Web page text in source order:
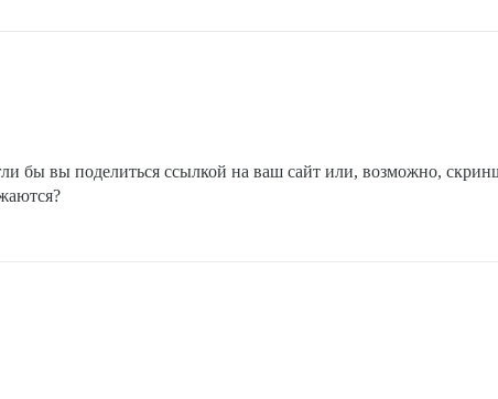
бы вы поделиться ссылкой на ваш сайт или, возможно,